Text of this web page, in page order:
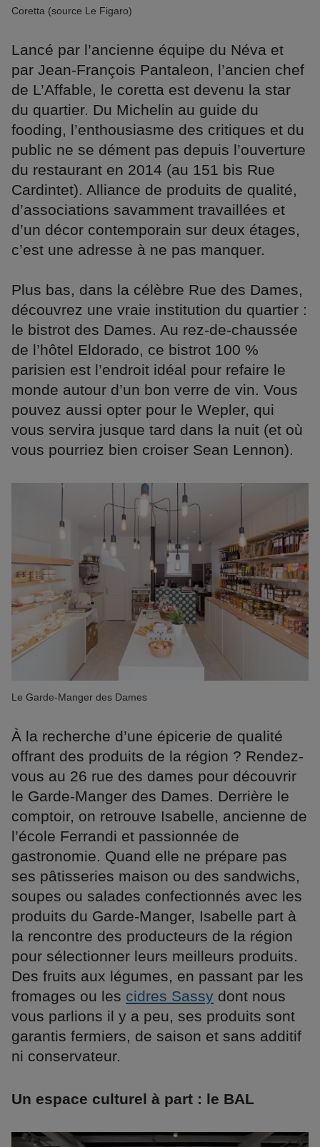
Coretta (source Le Figaro)
Lancé par l’ancienne équipe du Néva et
par Jean-François Pantaleon, l’ancien chef
de L’Affable, le coretta est devenu la star
du quartier. Du Michelin au guide du
fooding, l’enthousiasme des critiques et du
public ne se dément pas depuis l’ouverture
du restaurant en 2014 (au 151 bis Rue
Cardintet). Alliance de produits de qualité,
d’associations savamment travaillées et
d’un décor contemporain sur deux étages,
c’est une adresse à ne pas manquer.
Plus bas, dans la célèbre Rue des Dames,
découvrez une vraie institution du quartier :
le bistrot des Dames. Au rez-de-chaussée
de l’hôtel Eldorado, ce bistrot 100 %
parisien est l’endroit idéal pour refaire le
monde autour d’un bon verre de vin. Vous
pouvez aussi opter pour le Wepler, qui
vous servira jusque tard dans la nuit (et où
vous pourriez bien croiser Sean Lennon).
Le Garde-Manger des Dames
À la recherche d’une épicerie de qualité
offrant des produits de la région ? Rendez-
vous au 26 rue des dames pour découvrir
le Garde-Manger des Dames. Derrière le
comptoir, on retrouve Isabelle, ancienne de
l’école Ferrandi et passionnée de
gastronomie. Quand elle ne prépare pas
ses pâtisseries maison ou des sandwichs,
soupes ou salades confectionnés avec les
produits du Garde-Manger, Isabelle part à
la rencontre des producteurs de la région
pour sélectionner leurs meilleurs produits.
Des fruits aux légumes, en passant par les
fromages ou les cidres Sassy dont nous
vous parlions il y a peu, ses produits sont
garantis fermiers, de saison et sans additif
ni conservateur.
Un espace culturel à part : le BAL